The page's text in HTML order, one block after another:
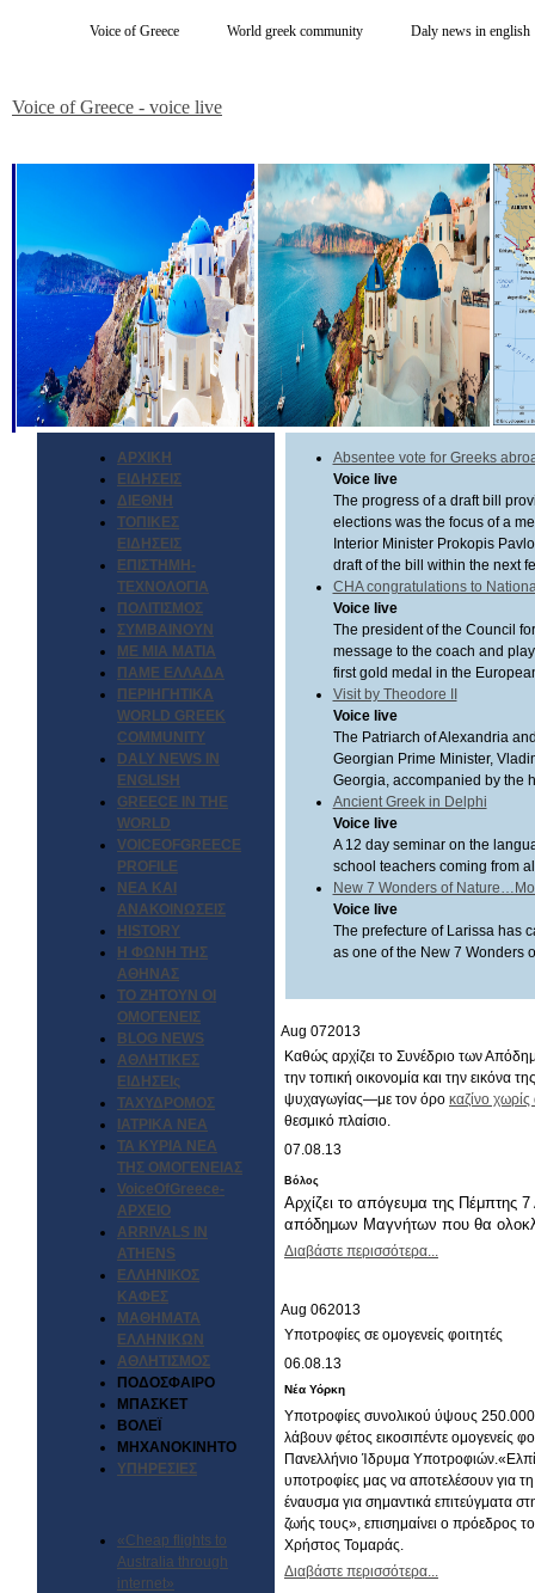
Voice of Greece World greek community Daly news in english
Voice of Greece - voice live
ΑΡΧΙΚΗ
ΕΙΔΗΣΕΙΣ
ΔΙΕΘΝΗ
ΤΟΠΙΚΕΣ
ΕΙΔΗΣΕΙΣ
ΕΠΙΣΤΗΜΗ-
ΤΕΧΝΟΛΟΓΙΑ
ΠΟΛΙΤΙΣΜΟΣ
ΣΥΜΒΑΙΝΟΥΝ
ΜΕ ΜΙΑ ΜΑΤΙΑ
ΠΑΜΕ ΕΛΛΑΔΑ
ΠΕΡΙΗΓΗΤΙΚΑ
WORLD GREEK
COMMUNITY
DALY NEWS IN
ENGLISH
GREECE IN THE
WORLD
VOICEOFGREECE
PROFILE
ΝΕΑ ΚΑΙ
ΑΝΑΚΟΙΝΩΣΕΙΣ
HISTORY
Η ΦΩΝΗ ΤΗΣ
ΑΘΗΝΑΣ
ΤΟ ΖΗΤΟΥΝ ΟΙ
ΟΜΟΓΕΝΕΙΣ
BLOG NEWS
ΑΘΛΗΤΙΚΕΣ
ΕΙΔΗΣΕΙς
ΤΑΧΥΔΡΟΜΟΣ
ΙΑΤΡΙΚΑ ΝΕΑ
ΤΑ ΚΥΡΙΑ ΝΕΑ
ΤΗΣ ΟΜΟΓΕΝΕΙΑΣ
VoiceOfGreece-
ΑΡΧΕΙΟ
ARRIVALS IN
ATHENS
ΕΛΛΗΝΙΚΟΣ
ΚΑΦΕΣ
ΜΑΘΗΜΑΤΑ
ΕΛΛΗΝΙΚΩΝ
ΑΘΛΗΤΙΣΜΟΣ
ΠΟΔΟΣΦΑΙΡΟ
ΜΠΑΣΚΕΤ
ΒΟΛΕΪ
ΜΗΧΑΝΟΚΙΝΗΤΟ
ΥΠΗΡΕΣΙΕΣ
«Cheap flights to
Australia through
internet»
Absentee vote for Greeks
Voice live
The progress of a draft bill
elections was the focus of a
Interior Minister Prokopis
draft of the bill within the next
CHA congratulations to
Voice live
The president of the Council
message to the coach and
first gold medal in the
Visit by Theodore II
Voice live
The Patriarch of Alexandria
Georgian Prime Minister,
Georgia, accompanied by the
Ancient Greek in Delphi
Voice live
A 12 day seminar on the
school teachers coming from
New 7 Wonders of
Voice live
The prefecture of Larissa has
as one of the New 7 Wonders
Aug 072013
Καθώς αρχίζει το Συνέδριο των
την τοπική οικονομία και την εικόνα
ψυχαγωγίας—με τον όρο καζίνο χωρίς
θεσμικό πλαίσιο.
07.08.13
Βόλος
Αρχίζει το απόγευμα της Πέμπτης
απόδημων Μαγνήτων που θα
Διαβάστε περισσότερα...
Aug 062013
Υποτροφίες σε ομογενείς φοιτητές
06.08.13
Νέα Υόρκη
Υποτροφίες συνολικού ύψους
λάβουν φέτος εικοσιπέντε ομογενείς
Πανελλήνιο Ίδρυμα
υποτροφίες μας να αποτελέσουν για
έναυσμα για σημαντικά επιτεύγματα
ζωής τους», επισημαίνει ο πρόεδρος
Χρήστος Τομαράς.
Διαβάστε περισσότερα...